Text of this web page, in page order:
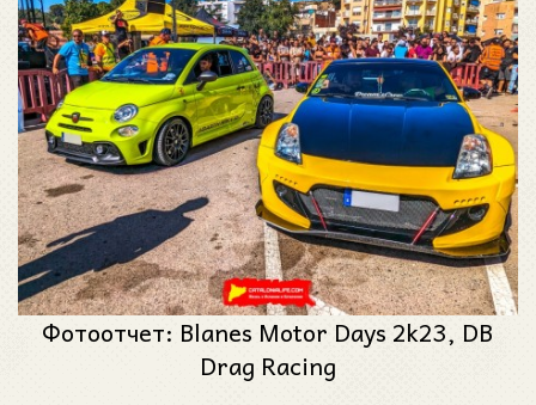
Фотоотчет: Blanes Motor Days 2k23, DB
Drag Racing